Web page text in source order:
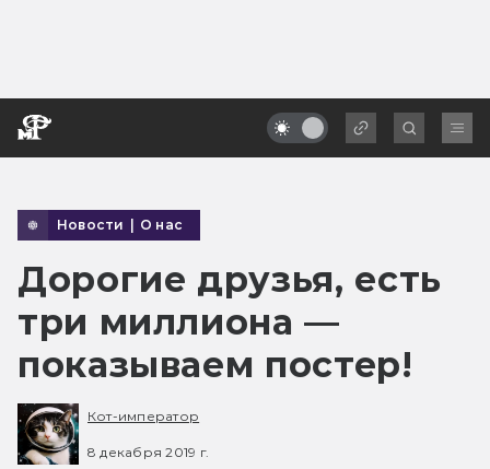
Новости | О нас
Дорогие друзья, есть
три миллиона —
показываем постер!
Кот-император
8 декабря 2019 г.